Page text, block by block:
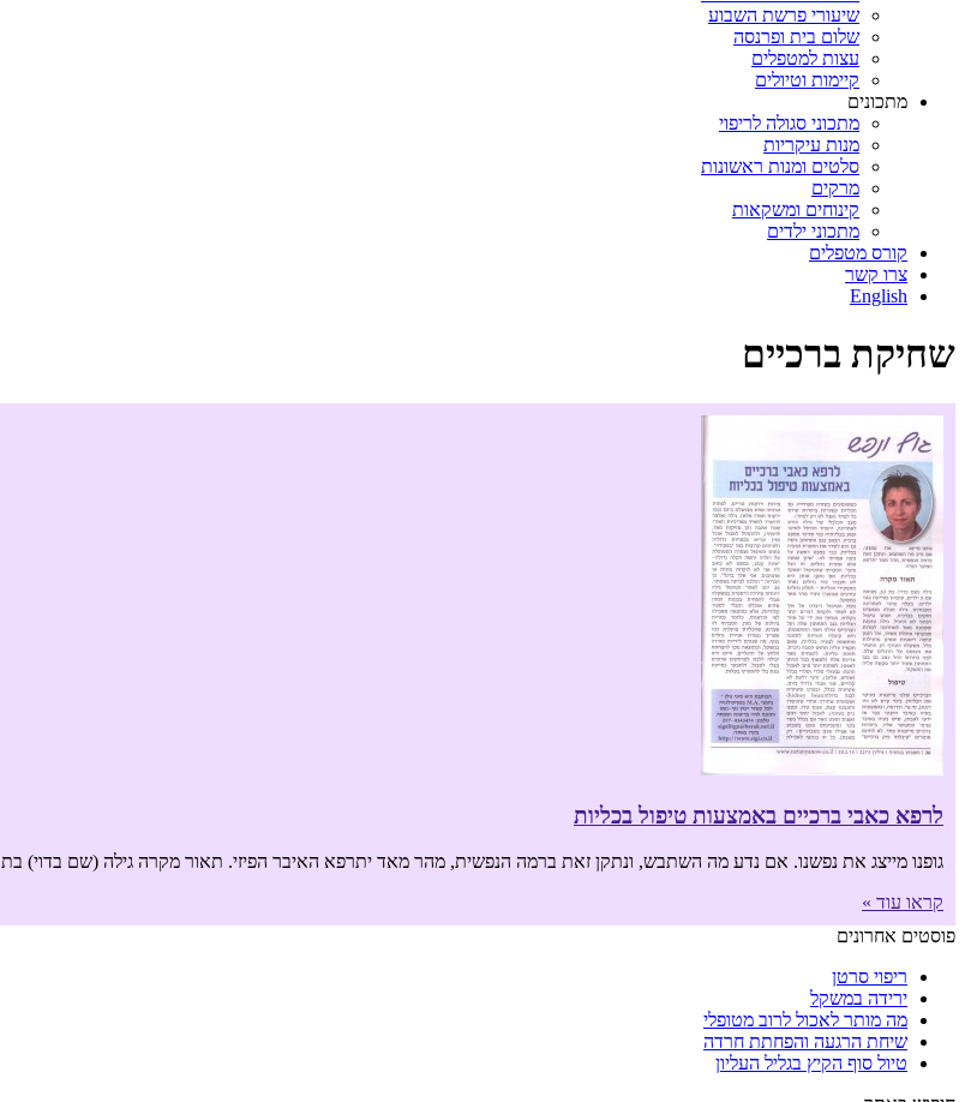
שיעורי פרשת השבוע
שלום בית ופרנסה
עצות למטפלים
קיימות וטיולים
מתכונים
מתכוני סגולה לריפוי
מנות עיקריות
סלטים ומנות ראשונות
מרקים
קינוחים ומשקאות
מתכוני ילדים
קורס מטפלים
צרו קשר
English
שחיקת ברכיים
לרפא כאבי ברכיים באמצעות טיפול בכליות
גופנו מייצג את נפשנו. אם נדע מה השתבש, ונתקן זאת ברמה הנפשית, מהר מאד יתרפא האיבר הפיזי. תאור מקרה גילה (שם בדוי) בת 53, נשואה
קראו עוד »
פוסטים אחרונים
ריפוי סרטן
ירידה במשקל
מה מותר לאכול לרוב מטופלי
שיחת הרגעה והפחתת חרדה
טיול סוף הקיץ בגליל העליון